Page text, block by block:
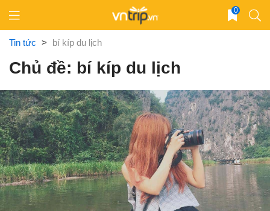
content
0
Tin tức > bí kíp du lịch
Chủ đề: bí kíp du lịch